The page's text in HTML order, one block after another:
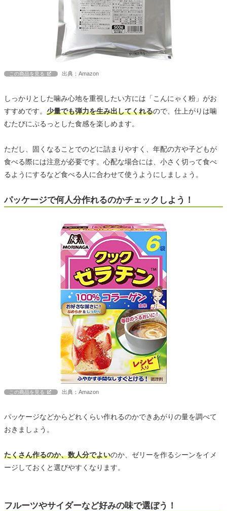
この商品を見る 出典：Amazon
しっかりとした噛み心地を重視したい方には「こんにゃく粉」がお
すすめです。 少量でも弾力を生み出してくれるので、仕上がりは噛
むたびにぷるっとした食感を楽しめます。
ただし、固くなることでのどに詰まりやすく、年配の方や子どもが
食べる際には注意が必要です。心配な場合には、小さく切って食べ
るようにするなど食べる人に合わせて使うようにしましょう。
パッケージで何人分作れるのかチェックしよう！
この商品を見る 出典：Amazon
パッケージなどからどれくらい作れるのかできあがりの量を調べて
おきましょう。
たくさん作るのか、数人分でよいのか、ゼリーを作るシーンをイメ
ージしておくと選びやすくなります。
フルーツやサイダーなど好みの味で選ぼう！